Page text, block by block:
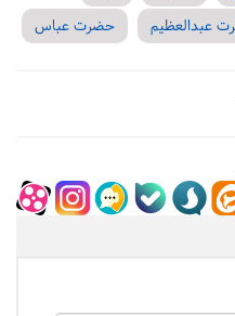
عبدالعظیم حضرت عباس